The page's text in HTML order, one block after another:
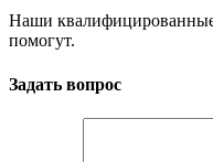
Наши квалифицированные
помогут.
Задать вопрос